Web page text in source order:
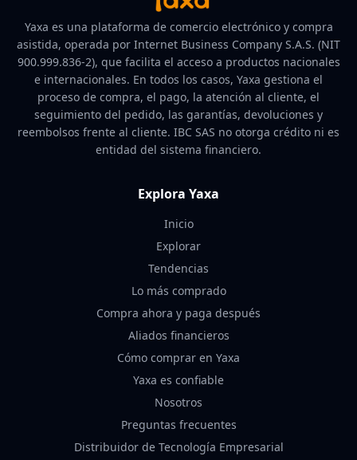
Yaxa es una plataforma de comercio electrónico y compra
asistida, operada por Internet Business Company S.A.S. (NIT
900.999.836-2), que facilita el acceso a productos nacionales
e internacionales. En todos los casos, Yaxa gestiona el
proceso de compra, el pago, la atención al cliente, el
seguimiento del pedido, las garantías, devoluciones y
reembolsos frente al cliente. IBC SAS no otorga crédito ni es
entidad del sistema financiero.
Explora Yaxa
Inicio
Explorar
Tendencias
Lo más comprado
Compra ahora y paga después
Aliados financieros
Cómo comprar en Yaxa
Yaxa es confiable
Nosotros
Preguntas frecuentes
Distribuidor de Tecnología Empresarial